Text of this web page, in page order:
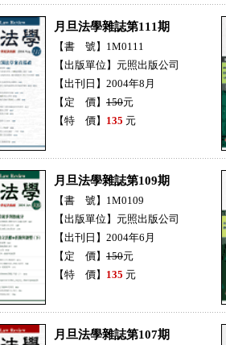
月旦法學雜誌第111期
【書 號】1M0111
【出版單位】元照出版公司
【出刊日】2004年8月
【定 價】 150元
【特 價】 135 元
月旦法學雜誌第109期
【書 號】1M0109
【出版單位】元照出版公司
【出刊日】2004年6月
【定 價】 150元
【特 價】 135 元
月旦法學雜誌第107期